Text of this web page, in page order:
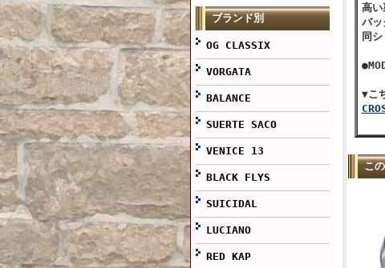
ブランド別
OG CLASSIX
VORGATA
BALANCE
SUERTE SACO
VENICE 13
BLACK FLYS
SUICIDAL
LUCIANO
RED KAP
高い
バッ
同
▼こ
こ